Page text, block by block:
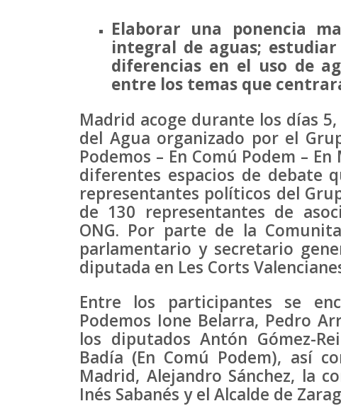
Elaborar una ponencia
integral de aguas;
diferencias en el uso de
entre los temas que
Madrid acoge durante los días
del Agua organizado por el
Podemos – En Comú Podem –
diferentes espacios de debate
representantes políticos del
de 130 representantes de
ONG. Por parte de la
parlamentario y secretario
diputada en Les Corts
Entre los participantes se
Podemos Ione Belarra, Pedro
los diputados Antón Gómez-
Badía (En Comú Podem), así
Madrid, Alejandro Sánchez, la
Inés Sabanés y el Alcalde de